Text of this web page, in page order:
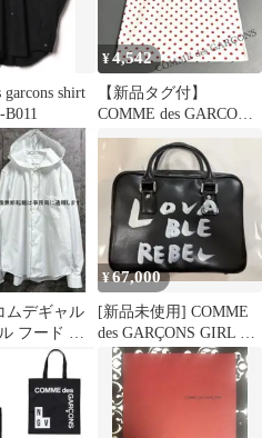
garcons shirt
¥4,542
【新品タグ付】
COMME des GARCONS
ドット柄 ノースリーブ
ムデギャル
フード コ
ウス/シャツ
¥67,000
[新品未使用] COMME
des GARÇONS GIRL ペ
イントバッグ